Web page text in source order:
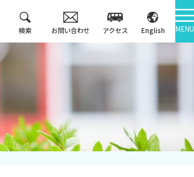
検索 お問い合わせ アクセス English MENU
教育方針
カリキュラム・マッ
プ等
キャンパス紹介
中期計画